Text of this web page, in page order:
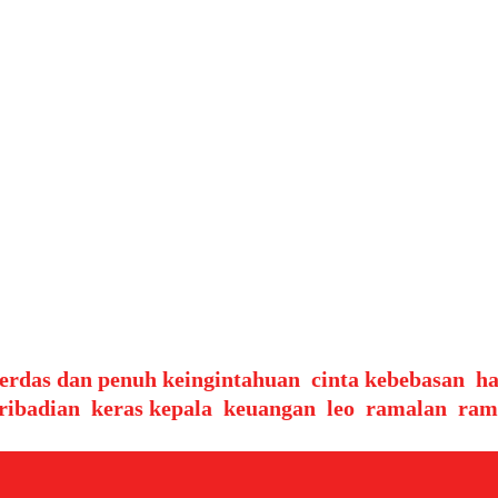
dan penuh keingintahuan cinta kebebasan
keras kepala keuangan leo ramalan